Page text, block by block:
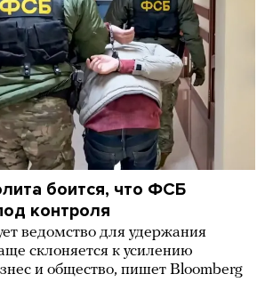
боится, что ФСБ
контроля
ведомство для удержания
склоняется к усилению
и общество, пишет Bloomberg